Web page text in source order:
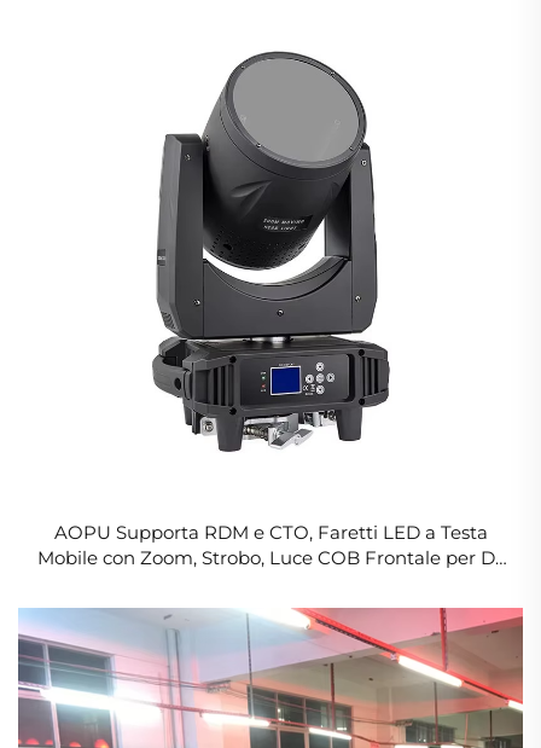
AOPU Supporta RDM e CTO, Faretti LED a Testa
Mobile con Zoom, Strobo, Luce COB Frontale per DJ